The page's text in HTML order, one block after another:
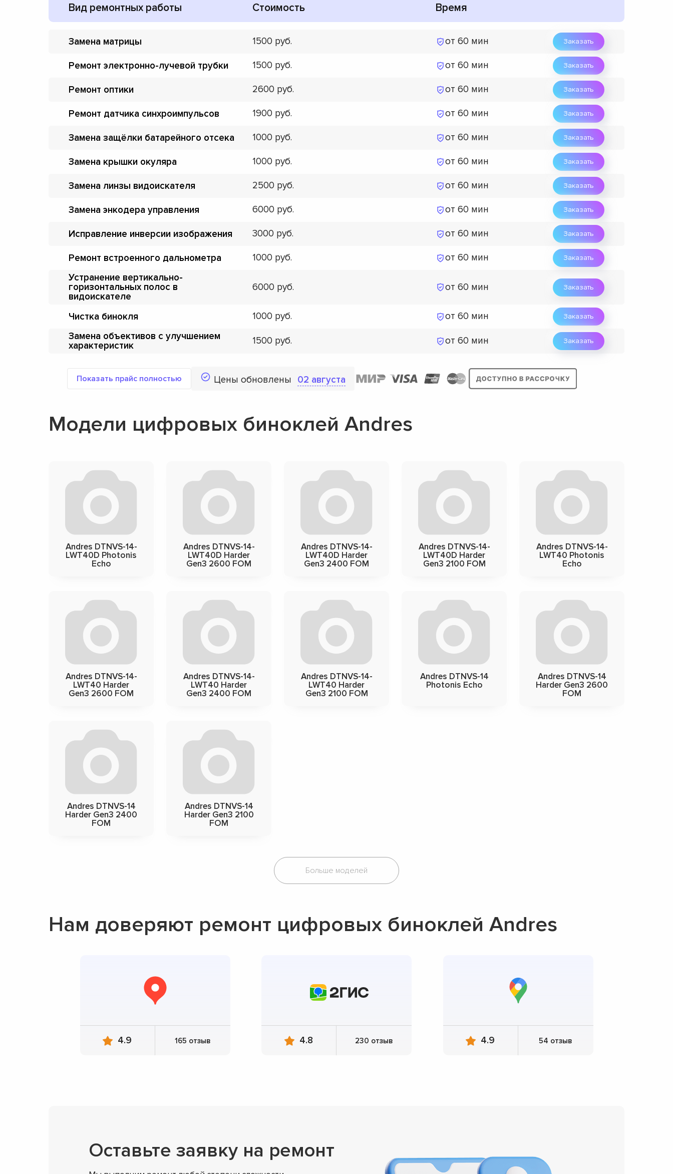
Вид ремонтных работы Стоимость Время
Замена матрицы 1500 от 60 мин Заказать
Ремонт электронно-лучевой трубки 1500 от 60 мин Заказать
Ремонт оптики 2600 от 60 мин Заказать
Ремонт датчика синхроимпульсов 1900 от 60 мин Заказать
Замена защёлки батарейного отсека 1000 от 60 мин Заказать
Замена крышки окуляра 1000 от 60 мин Заказать
Замена линзы видоискателя 2500 от 60 мин Заказать
Замена энкодера управления 6000 от 60 мин Заказать
Исправление инверсии изображения 3000 от 60 мин Заказать
Ремонт встроенного дальнометра 1000 от 60 мин Заказать
Устранение вертикально-
горизонтальных полос в
видоискателе
6000 от 60 мин Заказать
Чистка бинокля 1000 от 60 мин Заказать
Замена объективов с улучшением
характеристик
1500 от 60 мин Заказать
Показать прайс полностью Цены обновлены 02 августа
Модели цифровых биноклей Andres
Andres DTNVS-14-
LWT40D Photonis
Echo
Andres DTNVS-14-
LWT40D Harder
Gen3 2600 FOM
Andres DTNVS-14-
LWT40D Harder
Gen3 2400 FOM
Andres DTNVS-14-
LWT40D Harder
Gen3 2100 FOM
Andres DTNVS-14-
LWT40 Photonis
Echo
Andres DTNVS-14-
LWT40 Harder
Gen3 2600 FOM
Andres DTNVS-14-
LWT40 Harder
Gen3 2400 FOM
Andres DTNVS-14-
LWT40 Harder
Gen3 2100 FOM
Andres DTNVS-14
Photonis Echo
Andres DTNVS-14
Harder Gen3 2600
FOM
Andres DTNVS-14
Harder Gen3 2400
FOM
Andres DTNVS-14
Harder Gen3 2100
FOM
Больше моделей
Нам доверяют ремонт цифровых биноклей Andres
4.9 165 отзыв 4.8 230 отзыв 4.9 54 отзыв
Оставьте заявку на ремонт